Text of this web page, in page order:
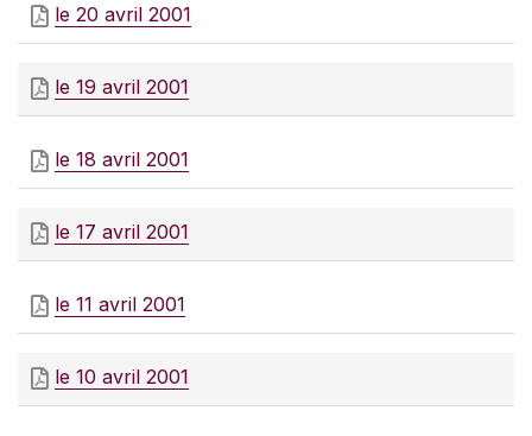
le 20 avril 2001
le 19 avril 2001
le 18 avril 2001
le 17 avril 2001
le 11 avril 2001
le 10 avril 2001